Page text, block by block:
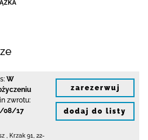
W
zwrotu:
08/17
Krzak 91
22-
zarezerwuj
dodaj do listy